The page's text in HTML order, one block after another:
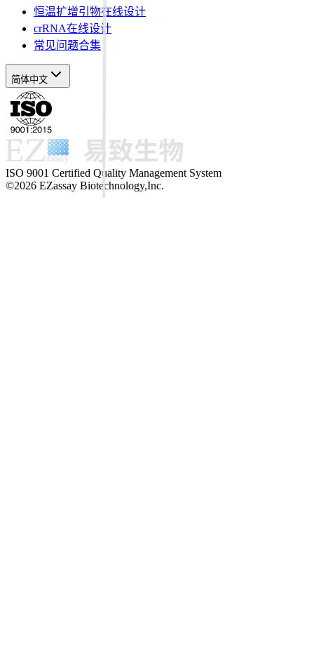
恒温扩增引物在线设计
crRNA在线设计
常见问题合集
简体中文
ISO 9001 Certified Quality Management System
©2026 EZassay Biotechnology,Inc.